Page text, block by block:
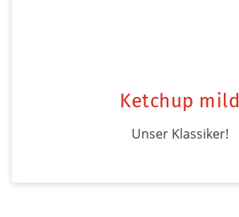
Ketchup mild
Unser Klassiker!